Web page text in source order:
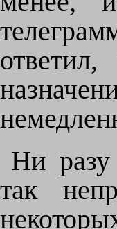
Ни
так